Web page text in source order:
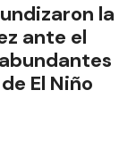
la
ante el
El Niño